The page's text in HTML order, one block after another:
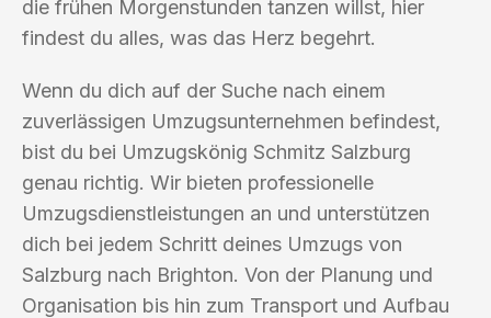
die frühen Morgenstunden tanzen willst, hier
findest du alles, was das Herz begehrt.
Wenn du dich auf der Suche nach einem
zuverlässigen Umzugsunternehmen befindest,
bist du bei Umzugskönig Schmitz Salzburg
genau richtig. Wir bieten professionelle
Umzugsdienstleistungen an und unterstützen
dich bei jedem Schritt deines Umzugs von
Salzburg nach Brighton. Von der Planung und
Organisation bis hin zum Transport und Aufbau